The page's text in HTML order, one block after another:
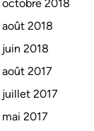
octobre 2018
août 2018
juin 2018
août 2017
juillet 2017
mai 2017